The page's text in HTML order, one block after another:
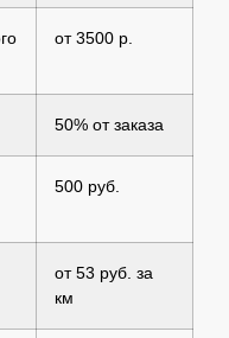
от 3500 р.
50% от заказа
500 руб.
от 53 руб. за
км